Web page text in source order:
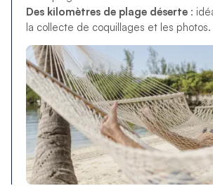
Des kilomètres de plage déserte:
la collecte de coquillages et les photos.